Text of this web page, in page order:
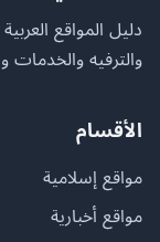
دليل المواقع
والترفيه والخدمات
الأقسام
مواقع إسلامية
مواقع أخبارية